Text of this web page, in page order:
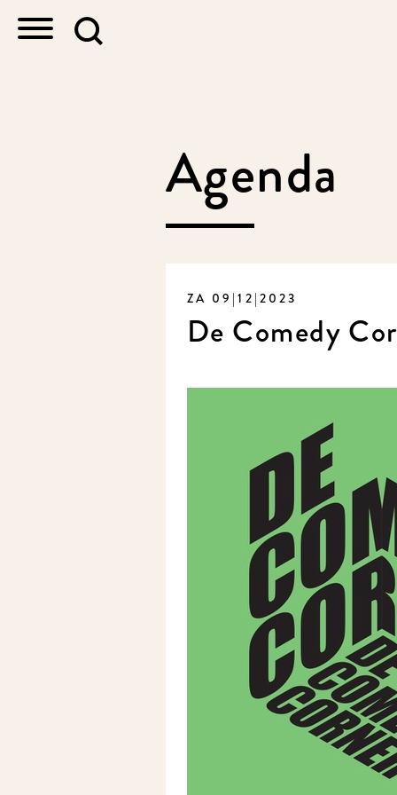
Agenda
ZA 09|12|2023
De Comedy